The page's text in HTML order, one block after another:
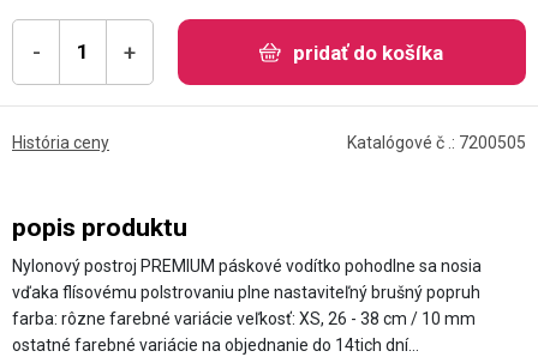
popis produktu
Nylonový postroj PREMIUM páskové vodítko pohodlne sa nosia
vďaka flísovému polstrovaniu plne nastaviteľný brušný popruh
farba: rôzne farebné variácie veľkosť: XS, 26 - 38 cm / 10 mm
ostatné farebné variácie na objednanie do 14tich dní…
- + pridať do košíka
História ceny Katalógové č .: 7200505